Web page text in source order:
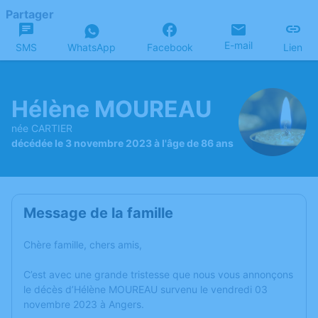
Partager
SMS WhatsApp Facebook E-mail Lien
Hélène MOUREAU
née CARTIER
décédée le 3 novembre 2023 à l'âge de 86 ans
Message de la famille
Chère famille, chers amis,
C’est avec une grande tristesse que nous vous annonçons
le décès d’Hélène MOUREAU survenu le vendredi 03
novembre 2023 à Angers.